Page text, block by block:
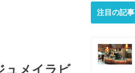
ュメイラビ
注目の記事